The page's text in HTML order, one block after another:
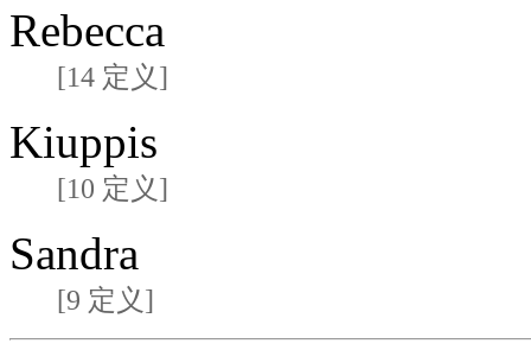
Rebecca
[14 定义]
Kiuppis
[10 定义]
Sandra
[9 定义]